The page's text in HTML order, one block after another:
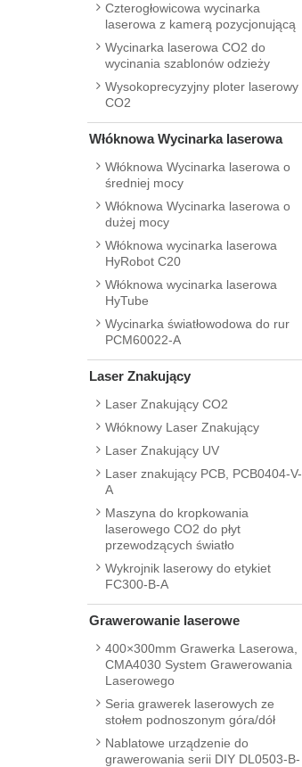
Czterogłowicowa wycinarka
laserowa z kamerą pozycjonującą
Wycinarka laserowa CO2 do
wycinania szablonów odzieży
Wysokoprecyzyjny ploter laserowy
CO2
Włóknowa Wycinarka laserowa
Włóknowa Wycinarka laserowa o
średniej mocy
Włóknowa Wycinarka laserowa o
dużej mocy
Włóknowa wycinarka laserowa
HyRobot C20
Włóknowa wycinarka laserowa
HyTube
Wycinarka światłowodowa do rur
PCM60022-A
Laser Znakujący
Laser Znakujący CO2
Włóknowy Laser Znakujący
Laser Znakujący UV
Laser znakujący PCB, PCB0404-V-
A
Maszyna do kropkowania
laserowego CO2 do płyt
przewodzących światło
Wykrojnik laserowy do etykiet
FC300-B-A
Grawerowanie laserowe
400×300mm Grawerka Laserowa,
CMA4030 System Grawerowania
Laserowego
Seria grawerek laserowych ze
stołem podnoszonym góra/dół
Nablatowe urządzenie do
grawerowania serii DIY DL0503-B-